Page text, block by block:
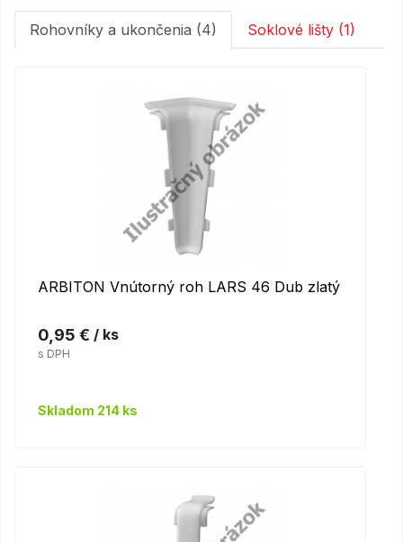
Rohovníky a ukončenia (4) Soklové lišty (1)
ARBITON Vnútorný roh LARS 46 Dub zlatý
0,95 € / ks
s DPH
Skladom 214 ks